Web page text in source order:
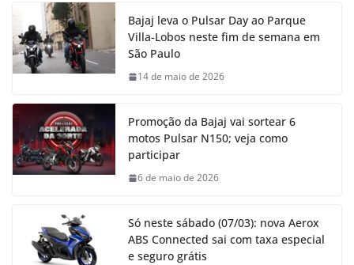
Bajaj leva o Pulsar Day ao Parque
Villa-Lobos neste fim de semana em
São Paulo
14 de maio de 2026
Promoção da Bajaj vai sortear 6
motos Pulsar N150; veja como
participar
6 de maio de 2026
Só neste sábado (07/03): nova Aerox
ABS Connected sai com taxa especial
e seguro grátis